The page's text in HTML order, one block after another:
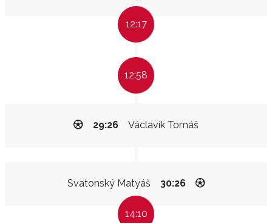
12:17
12:58
Václavík Tomáš
29:26
Svatonský Matyáš 30:26
14:10